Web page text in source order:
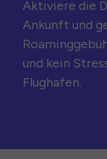
Aktiviere die
Ankunft und
und kein
Flughafen.